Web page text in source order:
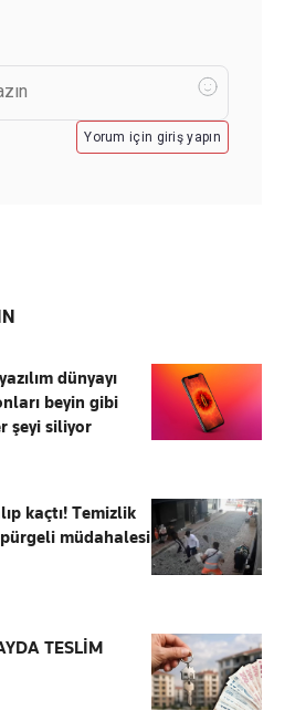
Yorum için giriş yapın
dünyayı
beyin gibi
şeyi siliyor
kaçtı! Temizlik
müdahalesi
TESLİM